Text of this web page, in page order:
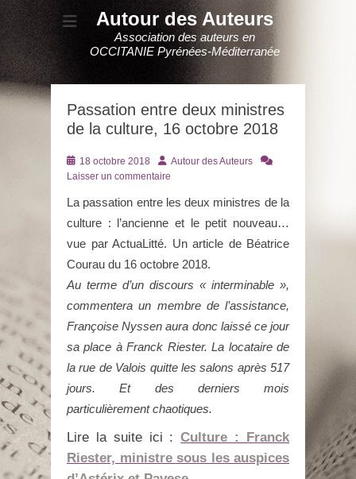
Autour des Auteurs
Association des auteurs en
OCCITANIE Pyrénées-Méditerranée
Passation entre deux ministres
de la culture, 16 octobre 2018
Posté
le
18 octobre 2018 AuteurAutour des Auteurs
Laisser un commentaire
La passation entre les deux ministres de la
culture : l’ancienne et le petit nouveau…
vue par ActuaLitté. Un article de Béatrice
Courau du 16 octobre 2018.
Au terme d’un discours « interminable »,
commentera un membre de l’assistance,
Françoise Nyssen aura donc laissé ce jour
sa place à Franck Riester. La locataire de
la rue de Valois quitte les salons après 517
jours. Et des derniers mois
particulièrement chaotiques.
Lire la suite ici :Culture : Franck
Riester, ministre sous les auspices